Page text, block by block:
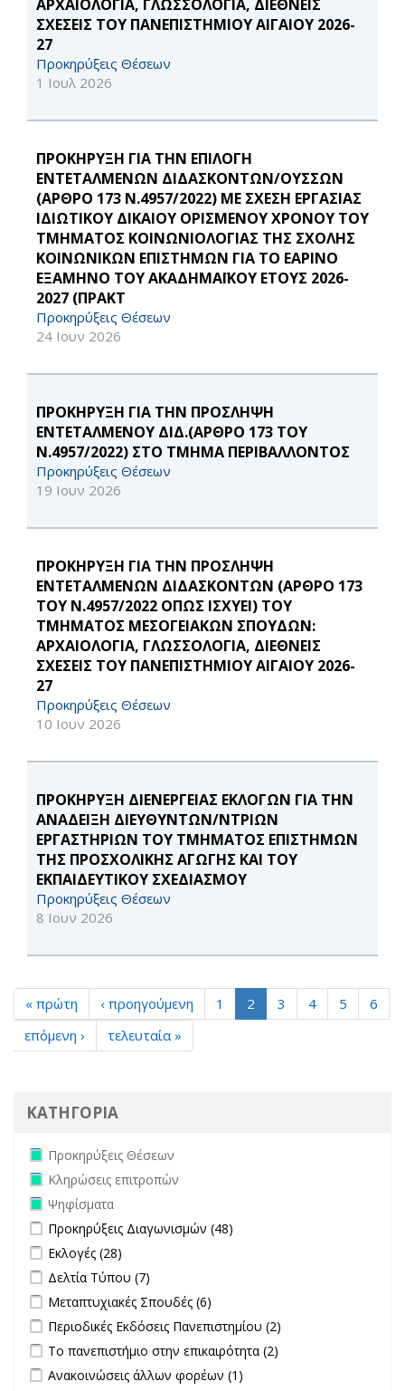
ΑΡΧΑΙΟΛΟΓΙΑ, ΓΛΩΣΣΟΛΟΓΙΑ, ΔΙΕΘΝΕΙΣ
ΣΧΕΣΕΙΣ ΤΟΥ ΠΑΝΕΠΙΣΤΗΜΙΟΥ ΑΙΓΑΙΟΥ 2026-
27
Προκηρύξεις Θέσεων
1 Ιουλ 2026
ΠΡΟΚΗΡΥΞΗ ΓΙΑ ΤΗΝ ΕΠΙΛΟΓΗ
ΕΝΤΕΤΑΛΜΕΝΩΝ ΔΙΔΑΣΚΟΝΤΩΝ/ΟΥΣΣΩΝ
(ΑΡΘΡΟ 173 Ν.4957/2022) ΜΕ ΣΧΕΣΗ ΕΡΓΑΣΙΑΣ
ΙΔΙΩΤΙΚΟΥ ΔΙΚΑΙΟΥ ΟΡΙΣΜΕΝΟΥ ΧΡΟΝΟΥ ΤΟΥ
ΤΜΗΜΑΤΟΣ ΚΟΙΝΩΝΙΟΛΟΓΙΑΣ ΤΗΣ ΣΧΟΛΗΣ
ΚΟΙΝΩΝΙΚΩΝ ΕΠΙΣΤΗΜΩΝ ΓΙΑ ΤΟ ΕΑΡΙΝΟ
ΕΞΑΜΗΝΟ ΤΟΥ ΑΚΑΔΗΜΑΪΚΟΥ ΕΤΟΥΣ 2026-
2027 (ΠΡΑΚΤ
Προκηρύξεις Θέσεων
24 Ιουν 2026
ΠΡΟΚΗΡΥΞΗ ΓΙΑ ΤΗΝ ΠΡΟΣΛΗΨΗ
ΕΝΤΕΤΑΛΜΕΝΟΥ ΔΙΔ.(ΑΡΘΡΟ 173 ΤΟΥ
Ν.4957/2022) ΣΤΟ ΤΜΗΜΑ ΠΕΡΙΒΑΛΛΟΝΤΟΣ
Προκηρύξεις Θέσεων
19 Ιουν 2026
ΠΡΟΚΗΡΥΞΗ ΓΙΑ ΤΗΝ ΠΡΟΣΛΗΨΗ
ΕΝΤΕΤΑΛΜΕΝΩΝ ΔΙΔΑΣΚΟΝΤΩΝ (ΑΡΘΡΟ 173
ΤΟΥ Ν.4957/2022 ΟΠΩΣ ΙΣΧΥΕΙ) ΤΟΥ
ΤΜΗΜΑΤΟΣ ΜΕΣΟΓΕΙΑΚΩΝ ΣΠΟΥΔΩΝ:
ΑΡΧΑΙΟΛΟΓΙΑ, ΓΛΩΣΣΟΛΟΓΙΑ, ΔΙΕΘΝΕΙΣ
ΣΧΕΣΕΙΣ ΤΟΥ ΠΑΝΕΠΙΣΤΗΜΙΟΥ ΑΙΓΑΙΟΥ 2026-
27
Προκηρύξεις Θέσεων
10 Ιουν 2026
ΠΡΟΚΗΡΥΞΗ ΔΙΕΝΕΡΓΕΙΑΣ ΕΚΛΟΓΩΝ ΓΙΑ ΤΗΝ
ΑΝΑΔΕΙΞΗ ΔΙΕΥΘΥΝΤΩΝ/ΝΤΡΙΩΝ
ΕΡΓΑΣΤΗΡΙΩΝ ΤΟΥ ΤΜΗΜΑΤΟΣ ΕΠΙΣΤΗΜΩΝ
ΤΗΣ ΠΡΟΣΧΟΛΙΚΗΣ ΑΓΩΓΗΣ ΚΑΙ ΤΟΥ
ΕΚΠΑΙΔΕΥΤΙΚΟΥ ΣΧΕΔΙΑΣΜΟΥ
Προκηρύξεις Θέσεων
8 Ιουν 2026
« πρώτη ‹ προηγούμενη 1 2 3 4 5
6
επόμενη ›
τελευταία »
ΚΑΤΗΓΟΡΙΑ
Remove Προκηρύξεις Θέσεων filter
Προκηρύξεις Θέσεων
Remove Κληρώσεις επιτροπών filter
Κληρώσεις επιτροπών
Remove Ψηφίσματα filter
Ψηφίσματα
Apply Προκηρύξεις Διαγωνισμών filter
Προκηρύξεις Διαγωνισμών (48)
Apply Εκλογές filter
Εκλογές (28)
Apply Δελτία Τύπου filter
Δελτία Τύπου (7)
Apply Μεταπτυχιακές Σπουδές filter
Μεταπτυχιακές Σπουδές (6)
Apply Περιοδικές Εκδόσεις Πανεπιστημίου filter
Περιοδικές Εκδόσεις Πανεπιστημίου (2)
Apply Το πανεπιστήμιο στην επικαιρότητα filter
Το πανεπιστήμιο στην επικαιρότητα (2)
Apply Ανακοινώσεις άλλων φορέων filter
Ανακοινώσεις άλλων φορέων (1)